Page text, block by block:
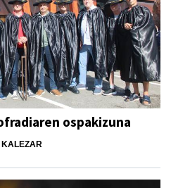
ospakizuna
KALEZAR